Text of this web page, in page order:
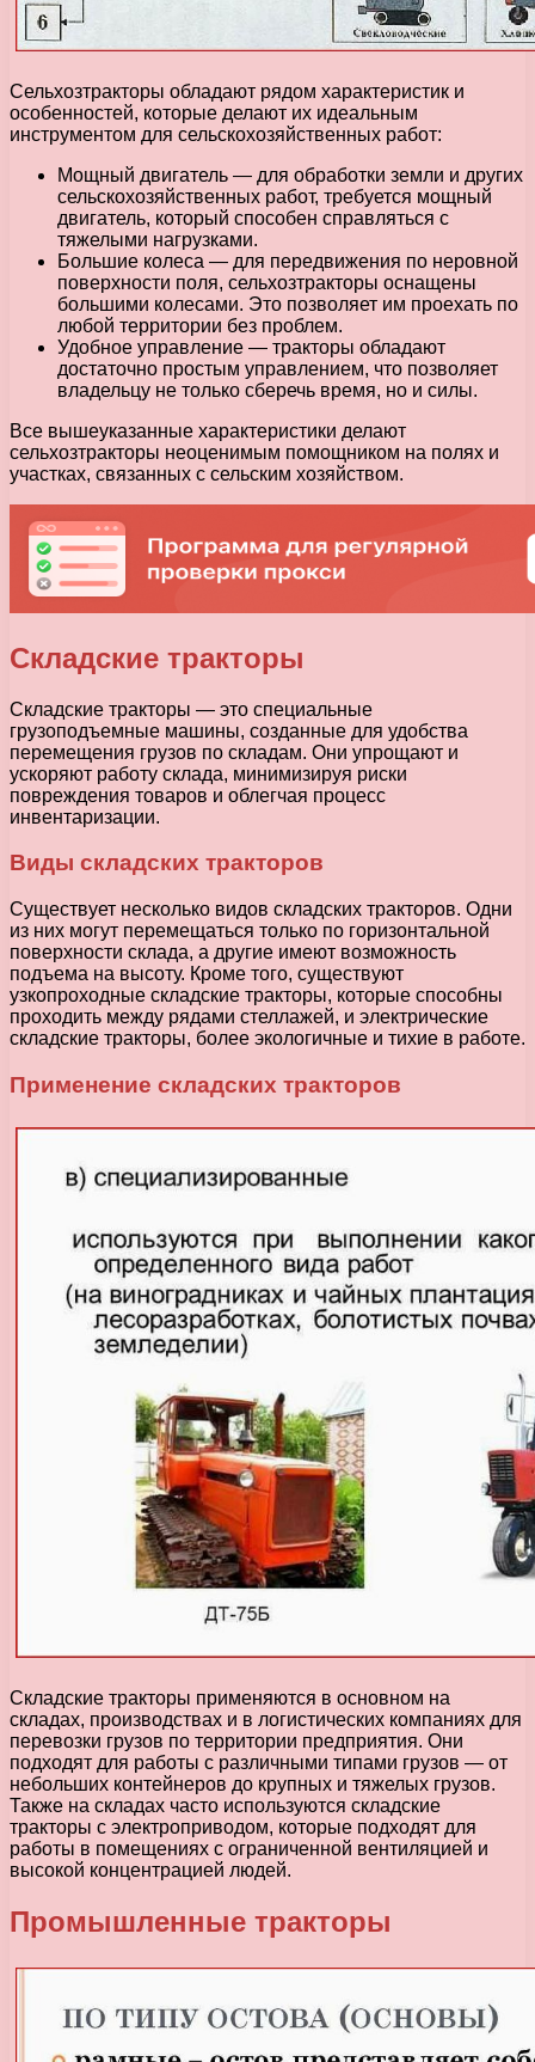
Сельхозтракторы обладают рядом характеристик и
особенностей, которые делают их идеальным
инструментом для сельскохозяйственных работ:
Мощный двигатель — для обработки земли и других
сельскохозяйственных работ, требуется мощный
двигатель, который способен справляться с
тяжелыми нагрузками.
Большие колеса — для передвижения по неровной
поверхности поля, сельхозтракторы оснащены
большими колесами. Это позволяет им проехать по
любой территории без проблем.
Удобное управление — тракторы обладают
достаточно простым управлением, что позволяет
владельцу не только сберечь время, но и силы.
Все вышеуказанные характеристики делают
сельхозтракторы неоценимым помощником на полях и
участках, связанных с сельским хозяйством.
Складские тракторы
Складские тракторы — это специальные
грузоподъемные машины, созданные для удобства
перемещения грузов по складам. Они упрощают и
ускоряют работу склада, минимизируя риски
повреждения товаров и облегчая процесс
инвентаризации.
Виды складских тракторов
Существует несколько видов складских тракторов. Одни
из них могут перемещаться только по горизонтальной
поверхности склада, а другие имеют возможность
подъема на высоту. Кроме того, существуют
узкопроходные складские тракторы, которые способны
проходить между рядами стеллажей, и электрические
складские тракторы, более экологичные и тихие в работе.
Применение складских тракторов
Складские тракторы применяются в основном на
складах, производствах и в логистических компаниях для
перевозки грузов по территории предприятия. Они
подходят для работы с различными типами грузов — от
небольших контейнеров до крупных и тяжелых грузов.
Также на складах часто используются складские
тракторы с электроприводом, которые подходят для
работы в помещениях с ограниченной вентиляцией и
высокой концентрацией людей.
Промышленные тракторы